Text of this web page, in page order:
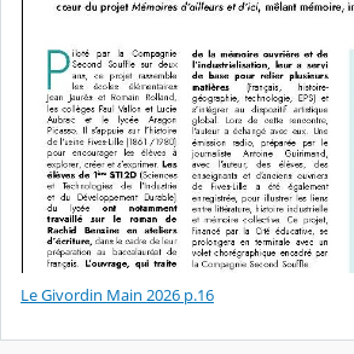
Le Givordin Main 2026 p.16